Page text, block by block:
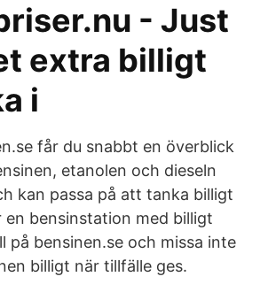
- Just
extra billigt
i
får du snabbt en överblick
etanolen och dieseln
kan passa på att tanka billigt
en bensinstation med billigt
på bensinen.se och missa inte
billigt när tillfälle ges.